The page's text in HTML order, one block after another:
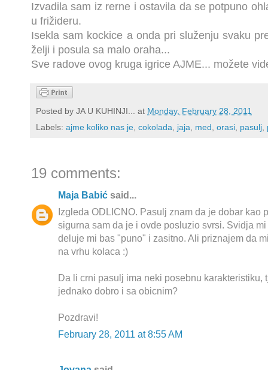
Izvadila sam iz rerne i ostavila da se potpuno
u frižideru.
Isekla sam kockice a onda pri služenju svaku
želji i posula sa malo oraha...
Sve radove ovog kruga igrice AJME... možete
Posted by JA U KUHINJI... at Monday, February 28, 2011
Labels: ajme koliko nas je, cokolada, jaja, med, orasi, pasulj,
19 comments:
Maja Babić said...
Izgleda ODLICNO. Pasulj znam da je dobar kao
sigurna sam da je i ovde posluzio svrsi. Svidja
deluje mi bas "puno" i zasitno. Ali priznajem da
na vrhu kolaca :)
Da li crni pasulj ima neki posebnu karakteristiku,
jednako dobro i sa obicnim?
Pozdravi!
February 28, 2011 at 8:55 AM